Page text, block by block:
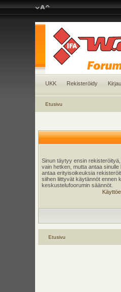
UKK Rekisteröidy
Etusivu
Sinun täytyy ensin
vain hetken, mutta antaa
antaa erityisoikeuksia
siihen liittyvät käytännöt ennen
keskustelufoorumin säännöt.
Etusivu